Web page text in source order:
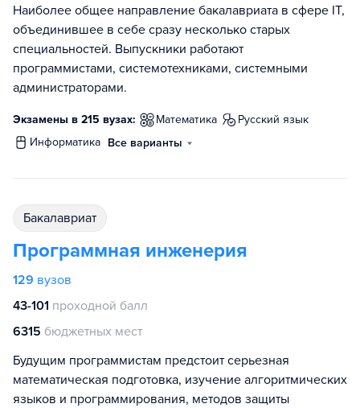
Наиболее общее направление бакалавриата в сфере IT,
объединившее в себе сразу несколько старых
специальностей. Выпускники работают
программистами, системотехниками, системными
администраторами.
Экзамены в 215 вузах: математика
русский язык
информатика Все варианты
бакалавриат
Программная инженерия
129 вузов
43-101 проходной балл
6315 бюджетных мест
Будущим программистам предстоит серьезная
математическая подготовка, изучение алгоритмических
языков и программирования, методов защиты